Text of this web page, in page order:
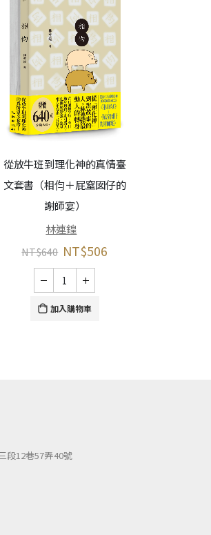
從放牛班到理化神的真情臺
文套書（相伨＋屁窒囡仔的
謝師宴）
林連鍠
NT$640 NT$506
加入購物車
段12巷57弄40號